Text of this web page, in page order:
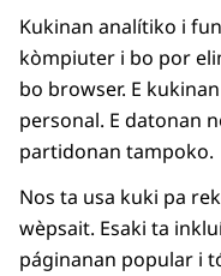
Kukinan analítiko i
kòmpiuter i bo por
bo browser. E
personal. E datonan
partidonan tampoko.
Nos ta usa kuki pa
wèpsait. Esaki ta
páginanan popular i